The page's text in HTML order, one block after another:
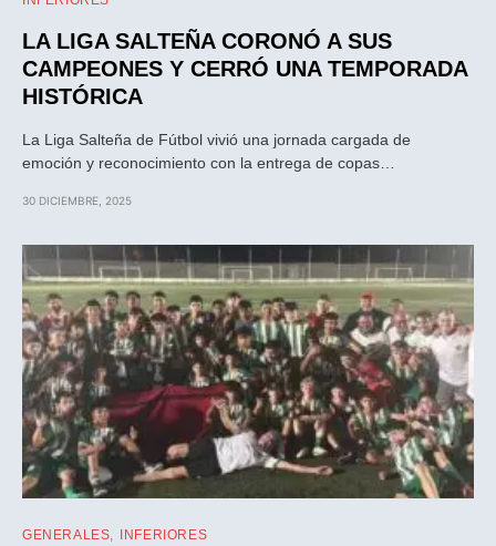
LA LIGA SALTEÑA CORONÓ A SUS
CAMPEONES Y CERRÓ UNA TEMPORADA
HISTÓRICA
La Liga Salteña de Fútbol vivió una jornada cargada de
emoción y reconocimiento con la entrega de copas…
30 DICIEMBRE, 2025
GENERALES INFERIORES